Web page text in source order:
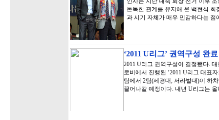
돈독한 관계를 유지해 온 백현식
과 시기 자체가 매우 민감하다는
‘2011 U리그’ 권역구성 완
2011 U리그 권역구성이 결정됐다.
로비에서 진행된 ‘2011 U리그 대표
팀에서 2팀(세경대, 서라벌대)이 하
끌어나갈 예정이다. 내년 U리그는